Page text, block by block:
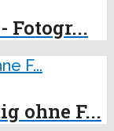
Fotogr...
ohne F...